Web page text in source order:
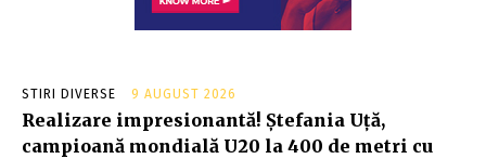
STIRI DIVERSE 9 AUGUST 2026
Realizare impresionantă! Ștefania Uță,
campioană mondială U20 la 400 de metri cu